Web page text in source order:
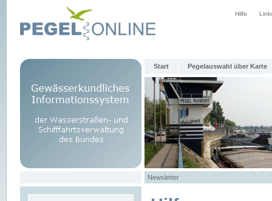
Hilfe
Start Pegelauswahl über Karte
Newsletter